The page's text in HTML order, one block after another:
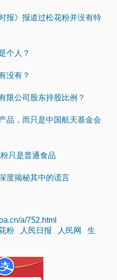
报》报道过松花粉并没有特
个人？
没有？
限公司股东持股比例？
品，而只是中国航天基金会
只是普通食品
度揭秘其中的谎言
a/752.html
粉 人民日报 人民网
生